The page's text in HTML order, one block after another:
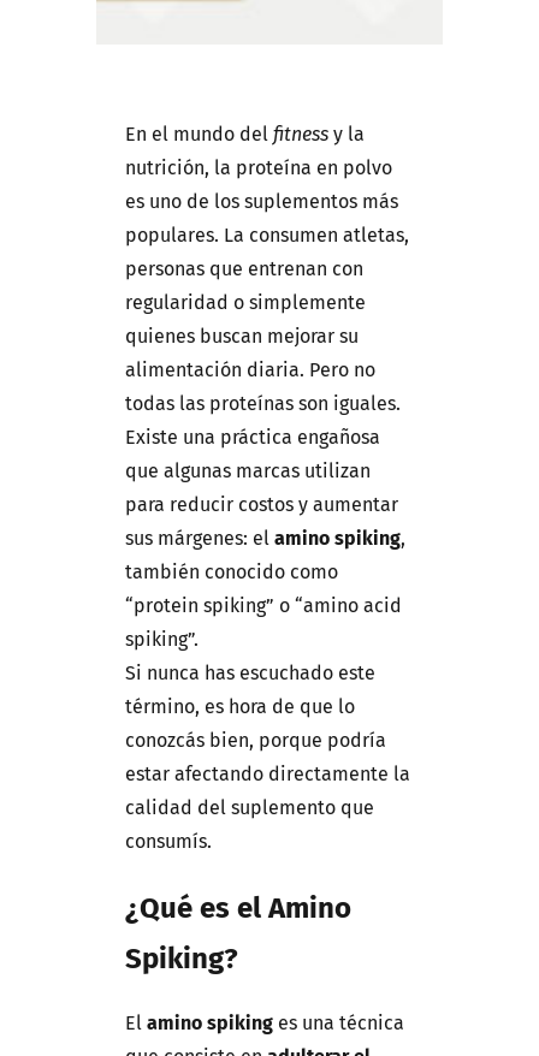
En el mundo del fitness y la
nutrición, la proteína en polvo
es uno de los suplementos más
populares. La consumen atletas,
personas que entrenan con
regularidad o simplemente
quienes buscan mejorar su
alimentación diaria. Pero no
todas las proteínas son iguales.
Existe una práctica engañosa
que algunas marcas utilizan
para reducir costos y aumentar
sus márgenes: el amino spiking,
también conocido como
“protein spiking” o “amino acid
spiking”.
Si nunca has escuchado este
término, es hora de que lo
conozcás bien, porque podría
estar afectando directamente la
calidad del suplemento que
consumís.
¿Qué es el Amino
Spiking?
El amino spiking es una técnica